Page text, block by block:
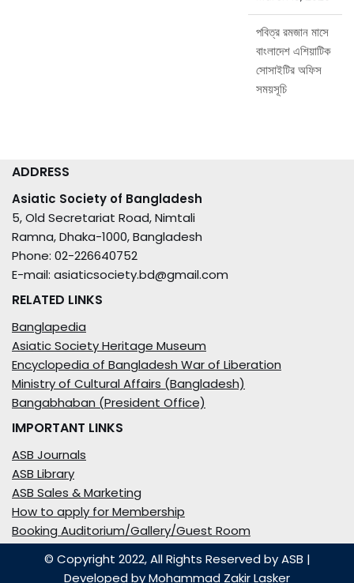
পবিত্র রমজান মাসে
বাংলাদেশ এশিয়াটিক
সোসাইটির অফিস
সময়সূচি
February 15,
ADDRESS
Asiatic Society of Bangladesh
5, Old Secretariat Road, Nimtali
Ramna, Dhaka-1000, Bangladesh
Phone: 02-226640752
E-mail: asiaticsociety.bd@gmail.com
RELATED LINKS
Banglapedia
Asiatic Society Heritage Museum
Encyclopedia of Bangladesh War of Liberation
Ministry of Cultural Affairs (Bangladesh)
Bangabhaban (President Office)
IMPORTANT LINKS
ASB Journals
ASB Library
ASB Sales & Marketing
How to apply for Membership
Booking Auditorium/Gallery/Guest Room
© Copyright 2022, All Rights Reserved by ASB |
Developed byMohammad Zakir Lasker